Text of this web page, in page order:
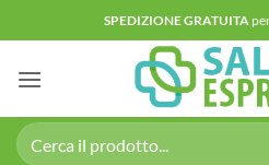
ai
contenuti
SPEDIZIONE GRATUITA
Cerca: